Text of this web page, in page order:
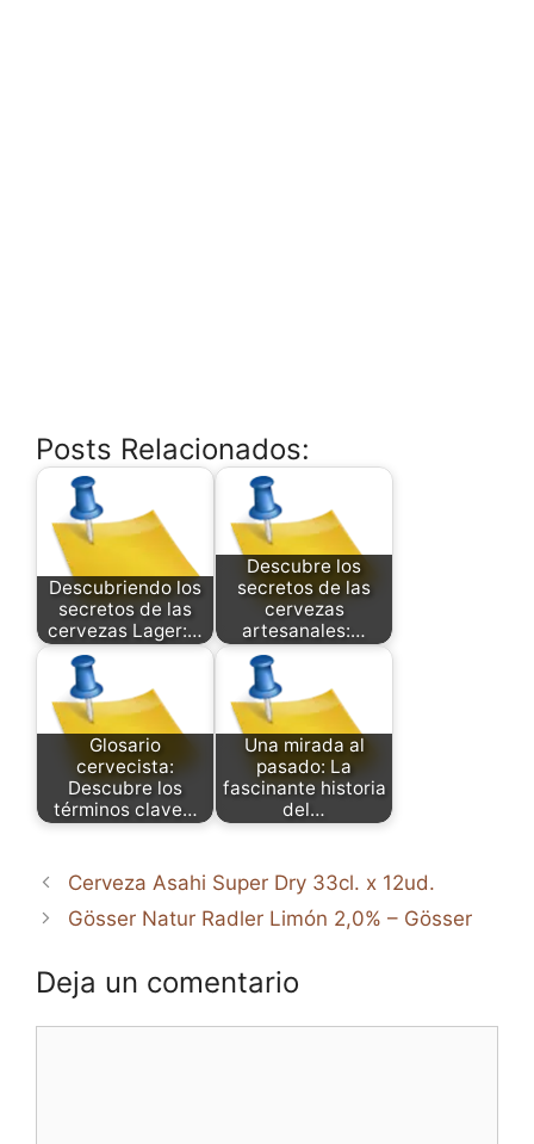
Posts Relacionados:
Descubriendo los
secretos de las
cervezas Lager:…
Descubre los
secretos de las
cervezas
artesanales:…
Glosario
cervecista:
Descubre los
términos clave…
Una mirada al
pasado: La
fascinante historia
del…
Cerveza Asahi Super Dry 33cl. x 12ud.
Gösser Natur Radler Limón 2,0% – Gösser
Deja un comentario